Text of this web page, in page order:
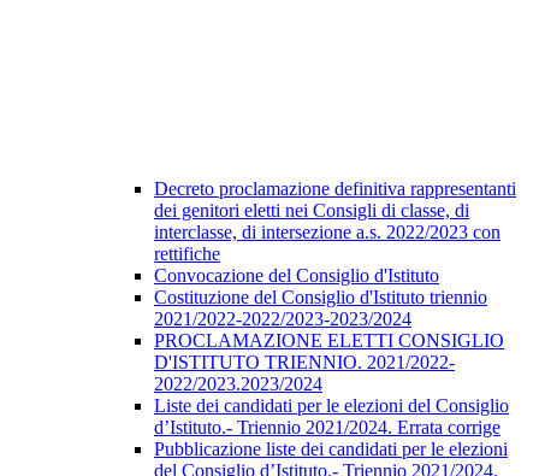
Decreto proclamazione definitiva rappresentanti
dei genitori eletti nei Consigli di classe, di
interclasse, di intersezione a.s. 2022/2023 con
rettifiche
Convocazione del Consiglio d'Istituto
Costituzione del Consiglio d'Istituto triennio
2021/2022-2022/2023-2023/2024
PROCLAMAZIONE ELETTI CONSIGLIO
D'ISTITUTO TRIENNIO. 2021/2022-
2022/2023.2023/2024
Liste dei candidati per le elezioni del Consiglio
d’Istituto.- Triennio 2021/2024. Errata corrige
Pubblicazione liste dei candidati per le elezioni
del Consiglio d’Istituto.- Triennio 2021/2024.